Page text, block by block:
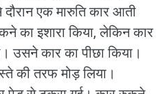
एक मारुति कार आती
का इशारा किया, लेकिन कार
उसने कार का पीछा किया।
की तरफ मोड़ लिया।